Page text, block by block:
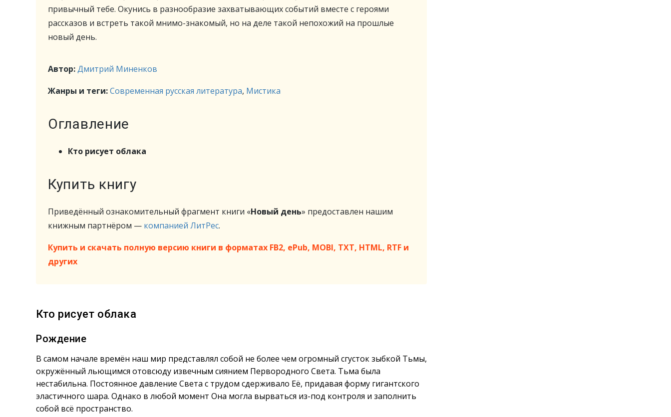
привычный тебе. Окунись в разнообразие захватывающих событий вместе с героями
рассказов и встреть такой мнимо-знакомый, но на деле такой непохожий на прошлые
новый день.
Автор:Дмитрий Миненков
Жанры и теги:Современная русская литература, Мистика
Оглавление
Кто рисует облака
Купить книгу
Приведённый ознакомительный фрагмент книги «Новый день» предоставлен нашим
книжным партнёром — компанией ЛитРес.
Купить и скачать полную версию книги в форматах FB2, ePub, MOBI, TXT, HTML, RTF и
других
Кто рисует облака
Рождение
В самом начале времён наш мир представлял собой не более чем огромный сгусток зыбкой Тьмы,
окружённый льющимся отовсюду извечным сиянием Первородного Света. Тьма была
нестабильна. Постоянное давление Света с трудом сдерживало Её, придавая форму гигантского
эластичного шара. Однако в любой момент Она могла вырваться из-под контроля и заполнить
собой всё пространство.